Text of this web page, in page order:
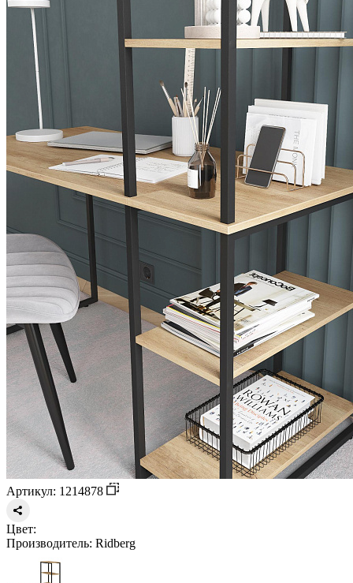
Артикул: 1214878
Цвет:
Производитель: Ridberg